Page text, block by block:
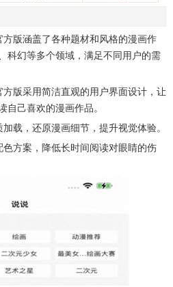
版涵盖了各种题材和风格的漫画作
科幻等多个领域，满足不同用户的需
版采用简洁直观的用户界面设计，让
己喜欢的漫画作品。
载，还原漫画细节，提升视觉体验。
方案，降低长时间阅读对眼睛的伤